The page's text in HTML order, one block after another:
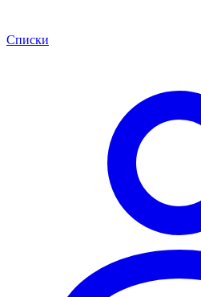
Списки